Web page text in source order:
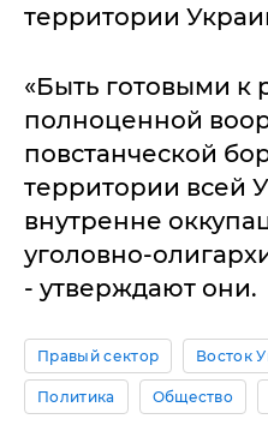
территории
«Быть готовыми к
полноценной
повстанческой
территории всей
внутренне
уголовно-
- утверждают они.
Правый сектор Восток
Политика Общество